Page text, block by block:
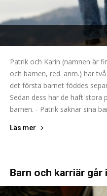
Patrik och Karin (namnen är
och barnen, red. anm.) har
det första barnet föddes
Sedan dess har de haft
barnen. - Patrik saknar sina
Läs mer
Barn och karriär går